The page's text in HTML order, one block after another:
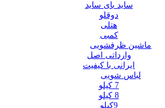
ساید بای ساید
دوقلو
هتلی
کمبی
ماشین ظرفشویی
وارداتی اصل
ایرانی با کیفیت
لباس شویی
7 کیلو
8 کیلو
9کیلو